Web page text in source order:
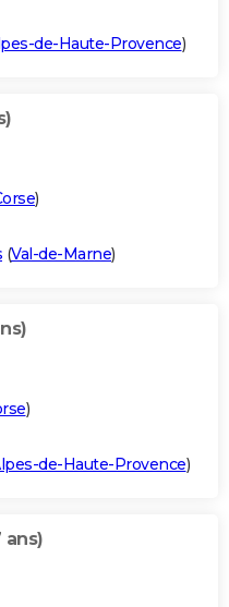
de-Haute-Provence)
)
(Val-de-Marne)
)
de-Haute-Provence)
ans)